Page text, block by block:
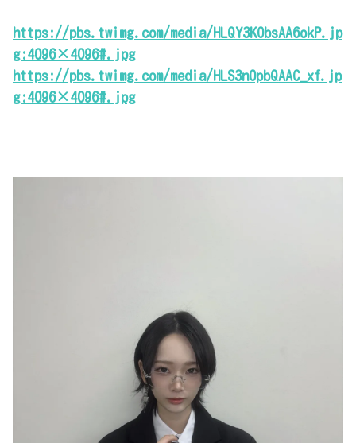
https://pbs.twimg.com/media/HLQY3KObsAA6okP.jp
g:4096×4096#.jpg
https://pbs.twimg.com/media/HLS3nOpbQAAC_xf.jp
g:4096×4096#.jpg